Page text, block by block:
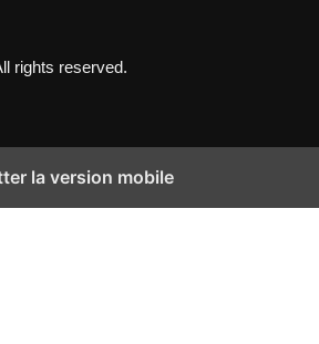
rights reserved.
la version mobile